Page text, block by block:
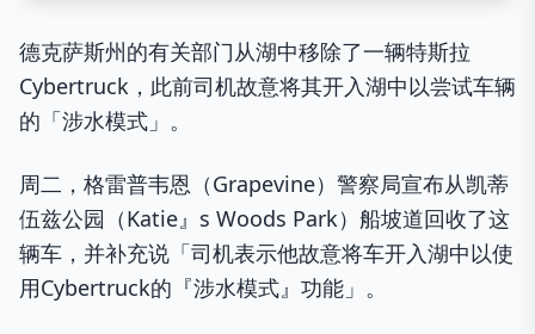
德克萨斯州的有关部门从湖中移除了一辆特斯拉
Cybertruck，此前司机故意将其开入湖中以尝试车辆
的「涉水模式」。
周二，格雷普韦恩（Grapevine）警察局宣布从凯蒂
伍兹公园（Katie』s Woods Park）船坡道回收了这
辆车，并补充说「司机表示他故意将车开入湖中以使
用Cybertruck的『涉水模式』功能」。